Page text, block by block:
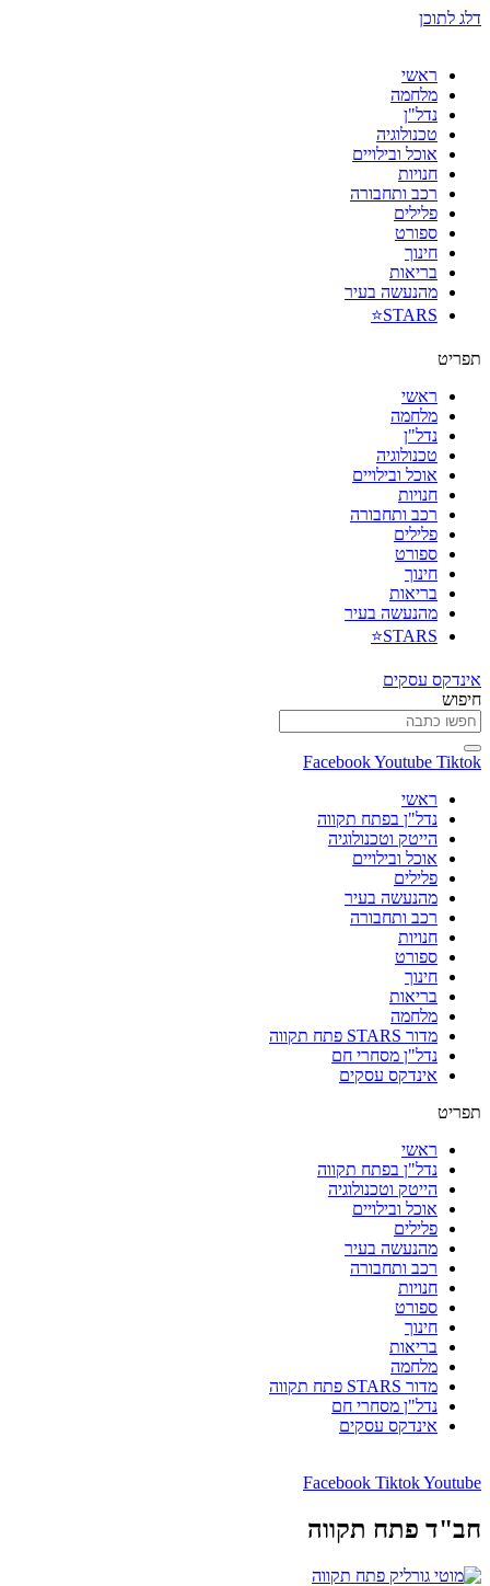
דלג לתוכן
ראשי
מלחמה
נדל"ן
טכנולוגיה
אוכל ובילויים
חנויות
רכב ותחבורה
פלילים
ספורט
חינוך
בריאות
מהנעשה בעיר
STARS⭐
תפריט
ראשי
מלחמה
נדל"ן
טכנולוגיה
אוכל ובילויים
חנויות
רכב ותחבורה
פלילים
ספורט
חינוך
בריאות
מהנעשה בעיר
STARS⭐
אינדקס עסקים
חיפוש
FacebookYoutube Tiktok
ראשי
נדל"ן בפתח תקווה
הייטק וטכנולוגיה
אוכל ובילויים
פלילים
מהנעשה בעיר
רכב ותחבורה
חנויות
ספורט
חינוך
בריאות
מלחמה
מדור STARS פתח תקווה
נדל"ן מסחרי חם
אינדקס עסקים
תפריט
ראשי
נדל"ן בפתח תקווה
הייטק וטכנולוגיה
אוכל ובילויים
פלילים
מהנעשה בעיר
רכב ותחבורה
חנויות
ספורט
חינוך
בריאות
מלחמה
מדור STARS פתח תקווה
נדל"ן מסחרי חם
אינדקס עסקים
Facebook TiktokYoutube
חב"ד פתח תקווה